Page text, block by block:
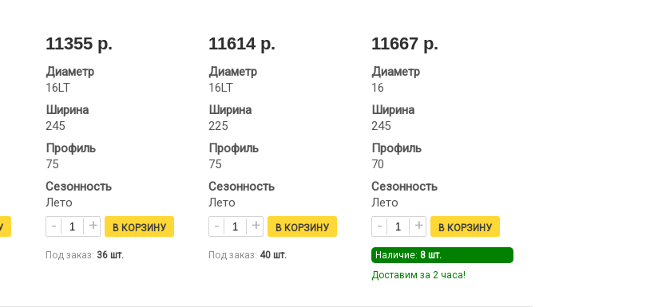
11355 р.
Диаметр
16LT
Ширина
245
Профиль
75
Сезонность
Лето
Под заказ: 36 шт.
11614 р.
Диаметр
16LT
Ширина
225
Профиль
75
Сезонность
Лето
Под заказ: 40 шт.
11667 р.
Диаметр
16
Ширина
245
Профиль
70
Сезонность
Лето
Наличие: 8 шт.
Доставим за 2 часа!